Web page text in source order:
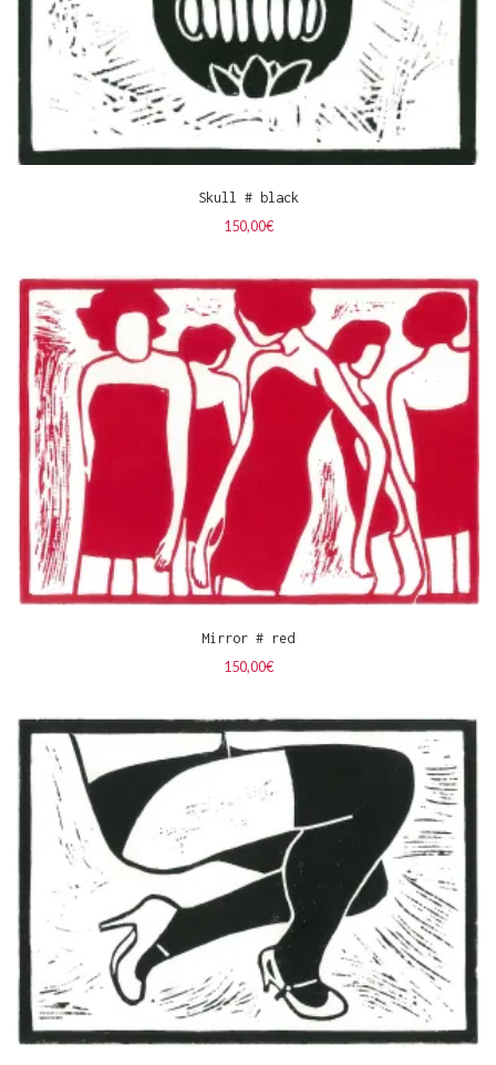
Skull # black
150,00€
Mirror # red
150,00€